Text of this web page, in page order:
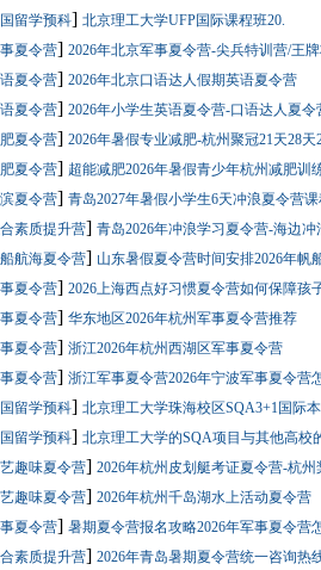
留学预科] 北京理工大学UFP国‮课际‬程班20.
夏令营] 2026年北京军事夏令营-尖兵特训营/王
夏令营] 2026年北京口语达人假期英语夏令营
夏令营] 2026年小学生英语夏令营-口语达人夏令
夏令营] 2026年暑假专业减肥-杭州聚冠21天28
夏令营] 超能减肥2026年暑假青少年杭州减肥训
夏令营] 青岛2027年暑假小学生6天冲浪夏令营
素质提升营] 青岛2026年冲浪学习夏令营-海边冲
航海夏令营] 山东暑假夏令营时间安排2026年帆
夏令营] 2026上海西点好习惯夏令营如何保障孩
夏令营] 华东地区2026年杭州军事夏令营推荐
夏令营] 浙江2026年杭州西湖区军事夏令营
夏令营] 浙江军事夏令营2026年宁波军事夏令营
留学预科] 北京理工大学珠海校区SQA3+1国际
留学预科] 北京理工大学的SQA项目与其他高校
趣味夏令营] 2026年杭州皮划艇考证夏令营-杭
趣味夏令营] 2026年杭州千岛湖水上活动夏令营
夏令营] 暑期夏令营报名攻略2026年军事夏令营
素质提升营] 2026年青岛暑期夏令营统一咨询热